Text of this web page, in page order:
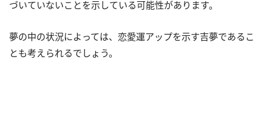
づいていないことを示している可能性があります。
夢の中の状況によっては、恋愛運アップを示す吉夢であるこ
とも考えられるでしょう。